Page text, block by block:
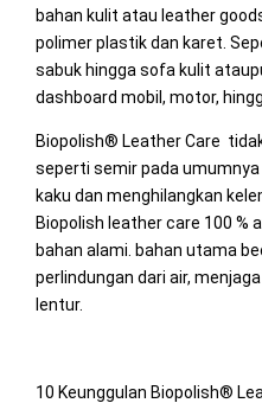
bahan kulit atau leather
polimer plastik dan karet.
sabuk hingga sofa kulit
dashboard mobil, motor,
Biopolish® Leather Care
seperti semir pada
kaku dan menghilangkan
Biopolish leather care 100 %
bahan alami. bahan utama
perlindungan dari air,
lentur.
10 Keunggulan Biopolish®